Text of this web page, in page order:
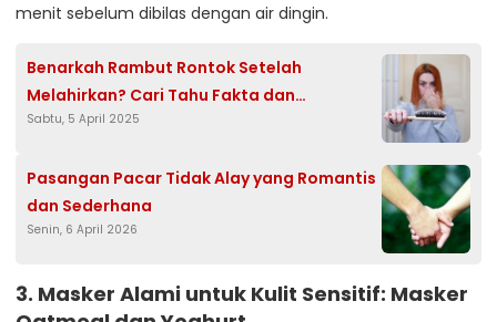
menit sebelum dibilas dengan air dingin.
Benarkah Rambut Rontok Setelah
Melahirkan? Cari Tahu Fakta dan
Penjelasannya
Sabtu, 5 April 2025
Pasangan Pacar Tidak Alay yang Romantis
dan Sederhana
Senin, 6 April 2026
3. Masker Alami untuk Kulit Sensitif: Masker